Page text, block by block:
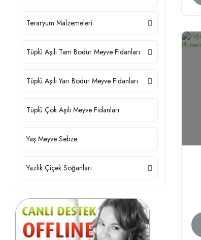
Teraryum Malzemeleri
Tüplü Aşılı Tam Bodur Meyve Fidanları
Tüplü Aşılı Yarı Bodur Meyve Fidanları
Tüplü Çok Aşılı Meyve Fidanları
Yaş Meyve Sebze
Yazlık Çiçek Soğanları